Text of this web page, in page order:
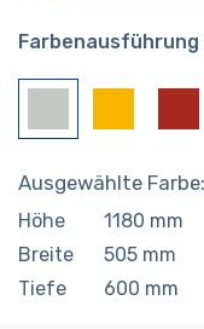
Ausgewählte Farbe:
Höhe 1180 mm
Breite
505 mm
Tiefe
600 mm